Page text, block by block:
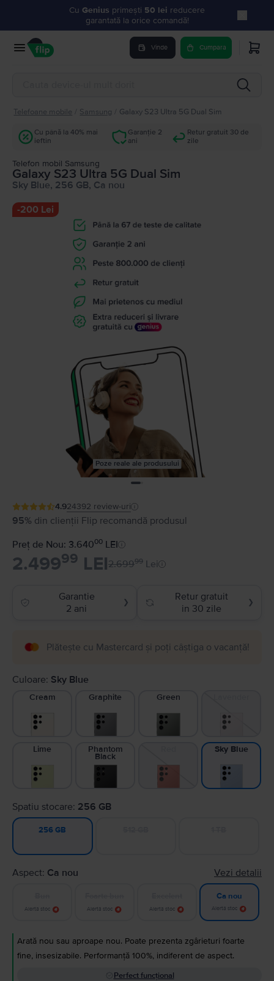
Cu Genius primești 50 lei reducere
garantată la orice comandă!
Vinde Cumpara
Telefoane mobile Samsung Galaxy S23 Ultra 5G Dual Sim
Cu până la 40% mai
ieftin
Garanție 2
ani
Retur gratuit 30 de
zile
Telefon mobil Samsung
Galaxy S23 Ultra 5G Dual Sim
Sky Blue, 256 GB, Ca nou
-200 Lei
Poze reale ale produsului
4.924392 review-uri
95% din clienții Flip recomandă produsul
Preț de Nou: 3.64000 LEI
2.49999 LEI2.69999 Lei
Garantie
2 ani
❯
Retur gratuit
in 30 zile
❯
Plătește cu Mastercard și poți câștiga o vacanță!
Culoare: Sky Blue
Cream Graphite Green
Lime Phantom
Black
Sky Blue
Spatiu stocare: 256 GB
256 GB
Aspect: Ca nou Vezi detalii
Alertă stoc Alertă stoc Alertă stoc
Ca nou
Alertă stoc
Arată nou sau aproape nou. Poate prezenta zgârieturi foarte
fine, insesizabile. Performanță 100%, indiferent de aspect.
Perfect funcțional